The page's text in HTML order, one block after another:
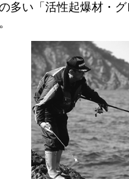
多い「活性起爆材・